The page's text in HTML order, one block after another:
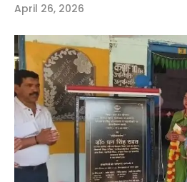
April 26, 2026